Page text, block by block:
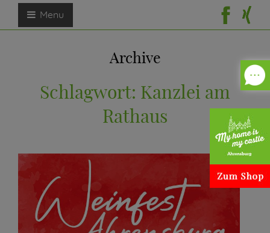
Menu
Archive
Schlagwort: Kanzlei am
Rathaus